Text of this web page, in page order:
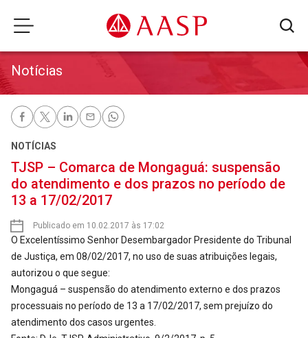
Notícias
NOTÍCIAS
TJSP – Comarca de Mongaguá: suspensão
do atendimento e dos prazos no período de
13 a 17/02/2017
Publicado em 10.02.2017 às 17:02
O Excelentíssimo Senhor Desembargador Presidente do Tribunal
de Justiça, em 08/02/2017, no uso de suas atribuições legais,
autorizou o que segue:
Mongaguá – suspensão do atendimento externo e dos prazos
processuais no período de 13 a 17/02/2017, sem prejuízo do
atendimento dos casos urgentes.